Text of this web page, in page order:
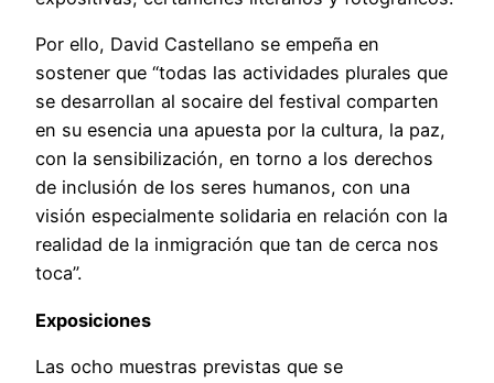
Por ello, David Castellano se empeña en
sostener que “todas las actividades plurales que
se desarrollan al socaire del festival comparten
en su esencia una apuesta por la cultura, la paz,
con la sensibilización, en torno a los derechos
de inclusión de los seres humanos, con una
visión especialmente solidaria en relación con la
realidad de la inmigración que tan de cerca nos
toca”.
Exposiciones
Las ocho muestras previstas que se